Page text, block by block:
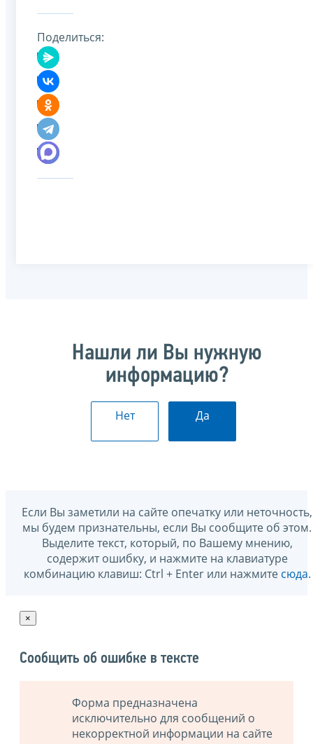
Поделиться:
Нашли ли Вы нужную
информацию?
Нет Да
Если Вы заметили на сайте опечатку или неточность,
мы будем признательны, если Вы сообщите об этом.
Выделите текст, который, по Вашему мнению,
содержит ошибку, и нажмите на клавиатуре
комбинацию клавиш: Ctrl + Enter или нажмите сюда.
×
Сообщить об ошибке в тексте
Форма предназначена
исключительно для сообщений о
некорректной информации на сайте